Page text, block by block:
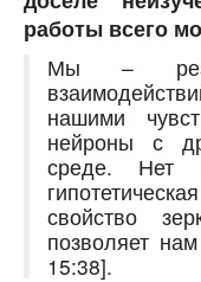
работы всего
Мы –
нашими
нейроны с
среде. Нет
свойство
позволяет
15:38].